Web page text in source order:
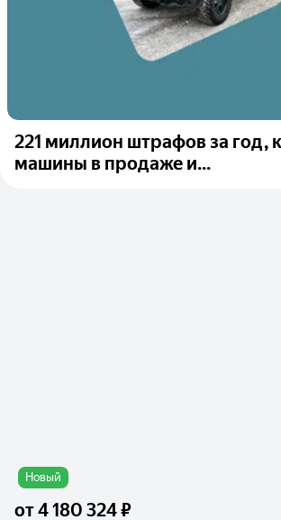
221 миллион штрафов за год,
машины в продаже и...
Новый
от4 180 324 ₽